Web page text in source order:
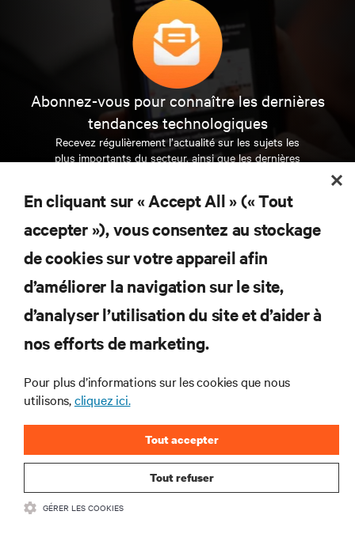
Abonnez-vous pour connaître les dernières
tendances technologiques
Recevez régulièrement l’actualité sur les sujets les
plus importants du secteur, ainsi que les dernières
et des infrastructures informatiques critiques.
S’INSCRIRE MAINTENANT
RESSOURCES
SUPPORT
SOCIÉTÉ
En cliquant sur « Accept All » (« Tout
accepter »), vous consentez au stockage
de cookies sur votre appareil afin
d’améliorer la navigation sur le site,
d’analyser l’utilisation du site et d’aider à
nos efforts de marketing.
Pour plus d’informations sur les cookies que nous
utilisons,cliquez ici.
Tout refuser
Tout accepter
GÉRER LES COOKIES